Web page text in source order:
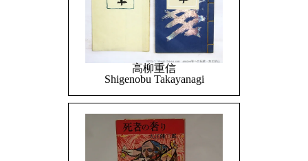
高柳重信
Shigenobu Takayanagi